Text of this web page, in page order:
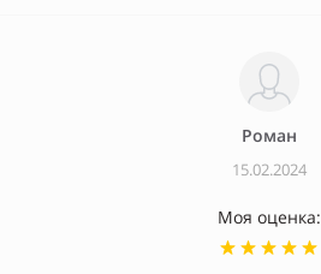
Роман
15.02.2024
Моя оценка: